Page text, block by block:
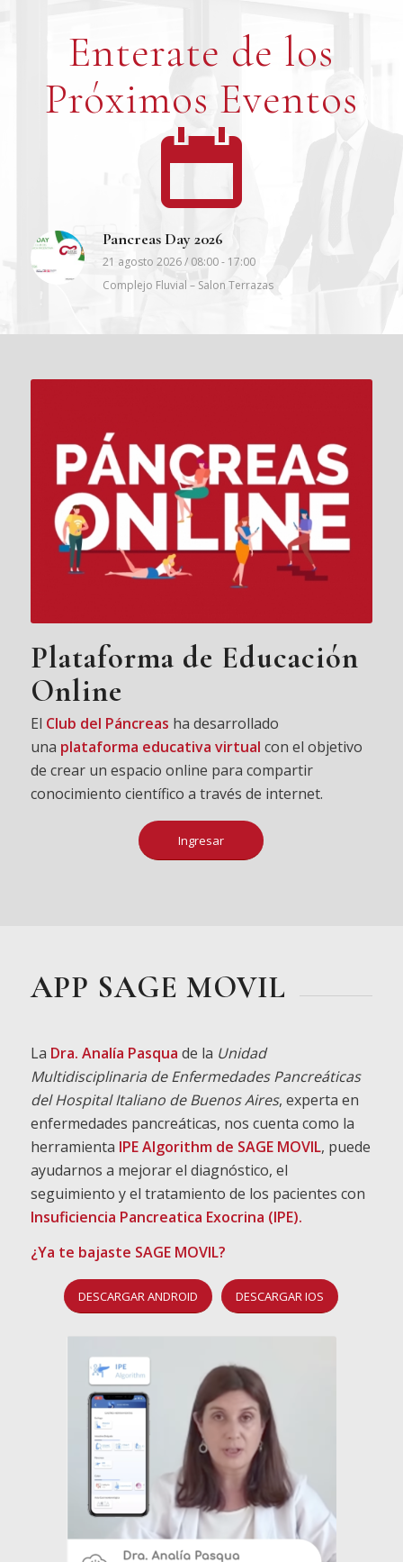
Enterate de los
Próximos Eventos
Pancreas Day 2026
21 agosto 2026 / 08:00- 17:00
Complejo Fluvial – Salon Terrazas
Plataforma de Educación
Online
El Club del Páncreas ha desarrollado
una plataforma educativa virtual con el objetivo
de crear un espacio online para compartir
conocimiento científico a través de internet.
Ingresar
APP SAGE MOVIL
La Dra. Analía Pasqua de la Unidad
Multidisciplinaria de Enfermedades Pancreáticas
del Hospital Italiano de Buenos Aires, experta en
enfermedades pancreáticas, nos cuenta como la
herramienta IPE Algorithm de SAGE MOVIL, puede
ayudarnos a mejorar el diagnóstico, el
seguimiento y el tratamiento de los pacientes con
Insuficiencia Pancreatica Exocrina (IPE).
¿Ya te bajaste SAGE MOVIL?
DESCARGAR ANDROID DESCARGAR IOS